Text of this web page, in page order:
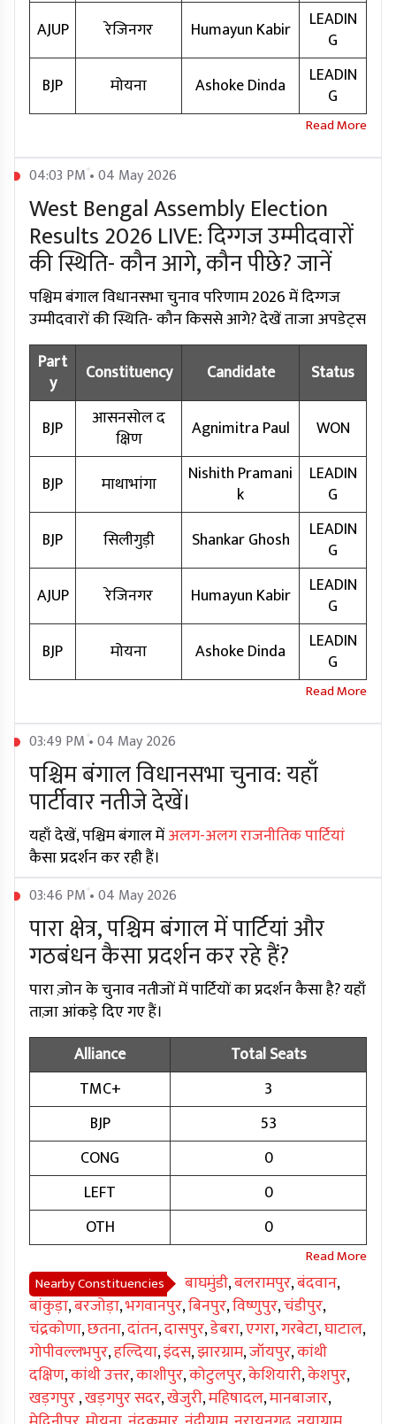
AJUP
रेजिनगर Humayun Kabir
LEADIN
G
BJP
मोयना Ashoke Dinda
LEADIN
G
04:03 PM • 04 May 2026
West Bengal Assembly Election
Results 2026 LIVE: दिग्गज उम्मीदवारों
की स्थिति- कौन आगे, कौन पीछे? जानें
पश्चिम बंगाल विधानसभा चुनाव परिणाम 2026 में दिग्गज
उम्मीदवारों की स्थिति- कौन किससे आगे? देखें ताजा अपडेट्स
Part
y
Constituency Candidate Status
BJP
आसनसोल द
क्षिण
Agnimitra Paul WON
BJP माथाभांगा
Nishith Pramani
k
LEADIN
G
BJP
सिलीगुड़ी Shankar Ghosh
LEADIN
G
AJUP
रेजिनगर Humayun Kabir
LEADIN
G
BJP
मोयना Ashoke Dinda
LEADIN
G
03:49 PM • 04 May 2026
पश्चिम बंगाल विधानसभा चुनाव: यहाँ
पार्टीवार नतीजे देखें।
यहाँ देखें, पश्चिम बंगाल मेंअलग-अलग राजनीतिक पार्टियां
कैसा प्रदर्शन कर रही हैं।
03:46 PM • 04 May 2026
पारा क्षेत्र, पश्चिम बंगाल में पार्टियां और
गठबंधन कैसा प्रदर्शन कर रहे हैं?
पारा ज़ोन के चुनाव नतीजों में पार्टियों का प्रदर्शन कैसा है? यहाँ
ताज़ा आंकड़े दिए गए हैं।
Alliance
Total Seats
TMC+
3
BJP
53
CONG
0
LEFT
0
OTH
0
Nearby Constituencies बाघमुंडी,बलरामपुर,बंदवान,
बांकुड़ा,बरजोड़ा,भगवानपुर,बिनपुर,विष्णुपुर,चंडीपुर,
चंद्रकोणा,छतना,दांतन,दासपुर,डेबरा,एगरा,गरबेटा,घाटाल,
गोपीवल्लभपुर,हल्दिया,इंदस,झारग्राम,जॉयपुर,कांथी
दक्षिण,कांथी उत्तर,काशीपुर,कोटुलपुर,केशियारी,केशपुर,
खड़गपुर,खड़गपुर सदर,खेजुरी,महिषादल,मानबाजार,